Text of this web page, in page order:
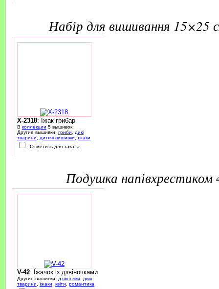
набір для вишивання
X-2318: Їжак-грибар
В коллекции 5 вышивок.
Другие вышивки: гриби
дикі
тварини
дитячі вишивки
їжаки
Отметить для заказа
подушка
V-42: Їжачок із дзвіночками
Другие вышивки: дзвіночки, дикі
тварини, їжаки, квіти, романтика